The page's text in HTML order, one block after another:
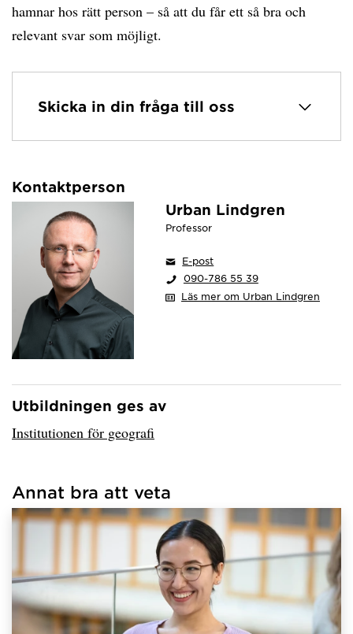
hamnar hos rätt person – så att du får ett så bra och
relevant svar som möjligt.
Skicka in din fråga till oss
Kontaktperson
Urban Lindgren
Professor
E-post
090-786 55 39
Läs mer om Urban Lindgren
Har hämtat avsändare.
Utbildningen ges av
Institutionen för geografi
hämtat länkar.
Annat bra att veta